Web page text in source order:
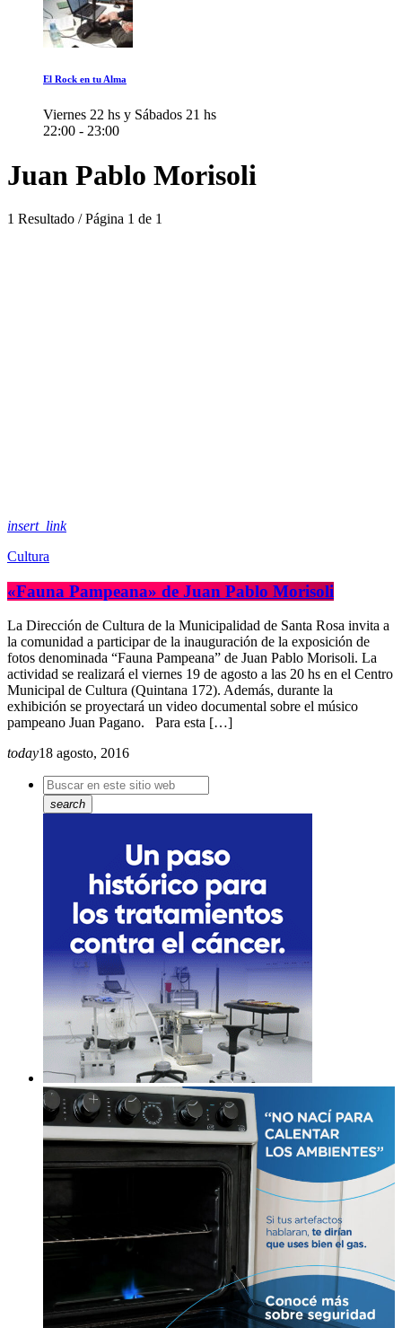
El Rock en tu Alma
Viernes 22 hs y Sábados 21 hs
22:00 - 23:00
Juan Pablo Morisoli
1 Resultado / Página 1 de 1
insert_link
Cultura
«Fauna Pampeana» de Juan Pablo Morisoli
La Dirección de Cultura de la Municipalidad de Santa Rosa invita a
la comunidad a participar de la inauguración de la exposición de
fotos denominada “Fauna Pampeana” de Juan Pablo Morisoli. La
actividad se realizará el viernes 19 de agosto a las 20 hs en el Centro
Municipal de Cultura (Quintana 172). Además, durante la
exhibición se proyectará un video documental sobre el músico
pampeano Juan Pagano. Para esta […]
today18 agosto, 2016
search